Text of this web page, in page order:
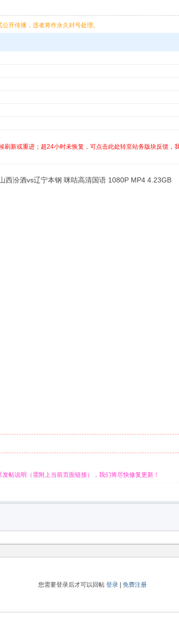
开传播，违者将作永久封号处理。
刷新或重进；超24小时未恢复，可点击此处转至站务版块反馈
西汾酒vs辽宁本钢 咪咕高清国语 1080P MP4 4.23GB
帖说明（需附上当前页面链接），我们将尽快修复更新！
您需要登录后才可以回帖登录 |免费注册